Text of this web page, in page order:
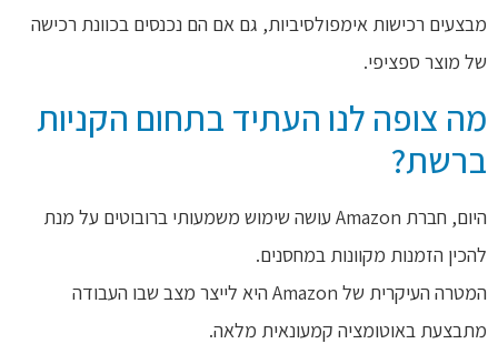
מבצעים רכישות אימפולסיביות, גם אם הם נכנסים בכוונת רכישה
של מוצר ספציפי.
מה צופה לנו העתיד בתחום הקניות
ברשת?
היום, חברת Amazon עושה שימוש משמעותי ברובוטים על מנת
להכין הזמנות מקוונות במחסנים.
המטרה העיקרית של Amazon היא לייצר מצב שבו העבודה
מתבצעת באוטומציה קמעונאית מלאה.